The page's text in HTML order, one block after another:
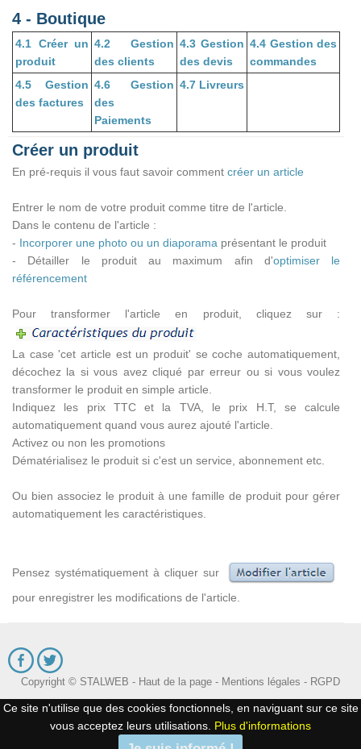
4 - Boutique
4.1 Créer un
produit
4.2 Gestion
des clients
4.3 Gestion
des devis
4.4 Gestion des
commandes
4.5 Gestion
des factures
4.6 Gestion
des
Paiements
4.7 Livreurs
Créer un produit
En pré-requis il vous faut savoir comment créer un article
Entrer le nom de votre produit comme titre de l'article.
Dans le contenu de l'article :
- Incorporer une photo ou un diaporama présentant le produit
- Détailler le produit au maximum afin d'optimiser le
référencement
Pour transformer l'article en produit, cliquez sur :
La case 'cet article est un produit' se coche automatiquement,
décochez la si vous avez cliqué par erreur ou si vous voulez
transformer le produit en simple article.
Indiquez les prix TTC et la TVA, le prix H.T, se calcule
automatiquement quand vous aurez ajouté l'article.
Activez ou non les promotions
Dématérialisez le produit si c'est un service, abonnement etc.
Ou bien associez le produit à une famille de produit pour gérer
automatiquement les caractéristiques.
Pensez systématiquement à cliquer sur
pour enregistrer les modifications de l'article.
Copyright © STALWEB - Haut de la page - Mentions légales - RGPD
Ce site n'utilise que des cookies fonctionnels, en naviguant sur ce site
vous acceptez leurs utilisations. Plus d'informations